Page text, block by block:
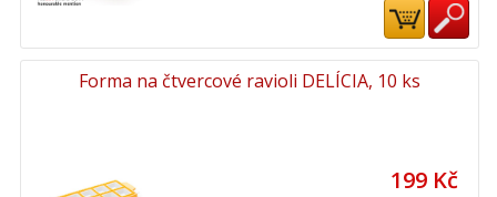
Forma na čtvercové ravioli DELÍCIA, 10 ks
199 Kč